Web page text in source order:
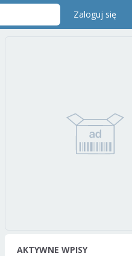
Zaloguj się
AKTYWNE WPISY